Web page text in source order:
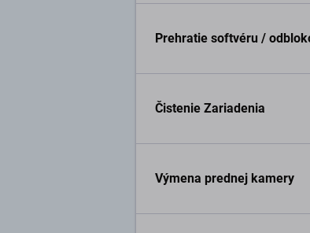
Prehratie softvéru /
Čistenie Zariadenia
Výmena prednej kamery